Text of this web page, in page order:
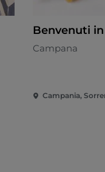
Benvenuti in
Campana
Campania,